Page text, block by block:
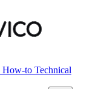
How-to Technical